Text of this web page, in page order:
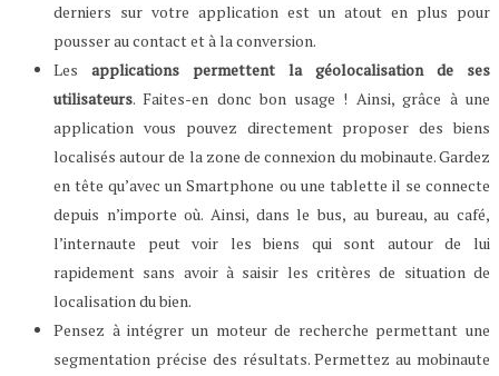
derniers sur votre application est un atout en plus pour
pousser au contact et à la conversion.
Les applications permettent la géolocalisation de ses
utilisateurs. Faites-en donc bon usage ! Ainsi, grâce à une
application vous pouvez directement proposer des biens
localisés autour de la zone de connexion du mobinaute. Gardez
en tête qu’avec un Smartphone ou une tablette il se connecte
depuis n’importe où. Ainsi, dans le bus, au bureau, au café,
l’internaute peut voir les biens qui sont autour de lui
rapidement sans avoir à saisir les critères de situation de
localisation du bien.
Pensez à intégrer un moteur de recherche permettant une
segmentation précise des résultats. Permettez au mobinaute